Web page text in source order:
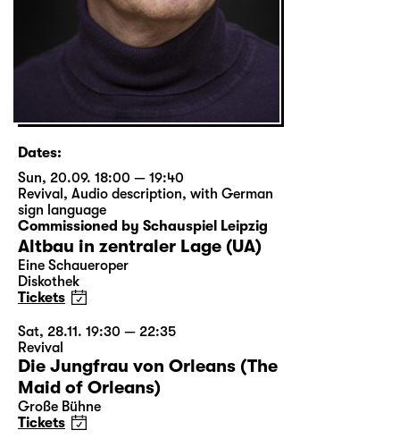
Dates:
Sun, 20.09. 18:00 — 19:40
Revival , Audio description, with German
sign language
Commissioned by Schauspiel Leipzig
Altbau in zentraler Lage (UA)
Eine Schaueroper
Diskothek
Tickets
Sat, 28.11. 19:30 — 22:35
Revival
Die Jungfrau von Orleans (The
Maid of Orleans)
Große Bühne
Tickets